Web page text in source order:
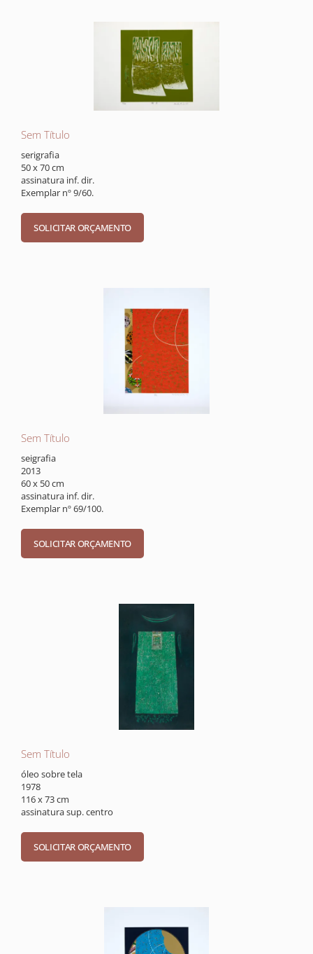
Sem Título
serigrafia
50 x 70 cm
assinatura inf. dir.
Exemplar nº 9/60.
Sem Título
seigrafia
2013
60 x 50 cm
assinatura inf. dir.
Exemplar nº 69/100.
Sem Título
óleo sobre tela
1978
116 x 73 cm
assinatura sup. centro